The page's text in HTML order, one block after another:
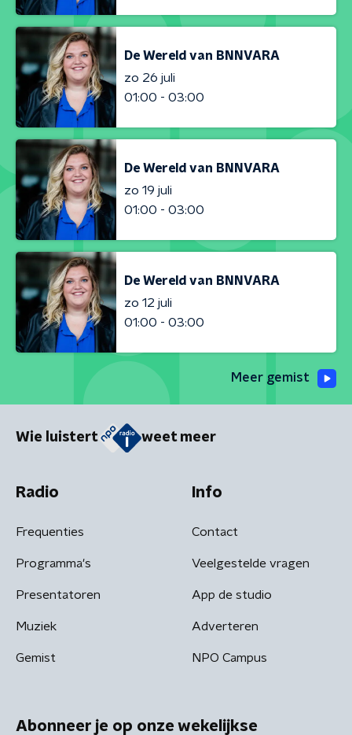
De Wereld van BNNVARA
zo 26 juli
01:00 - 03:00
De Wereld van BNNVARA
zo 19 juli
01:00 - 03:00
De Wereld van BNNVARA
zo 12 juli
01:00 - 03:00
Meer gemist
Wie luistert weet meer
Radio
Frequenties
Programma's
Presentatoren
Muziek
Gemist
Info
Contact
Veelgestelde vragen
App de studio
Adverteren
NPO Campus
Abonneer je op onze wekelijkse